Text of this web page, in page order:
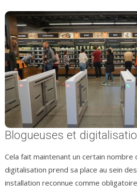
Blogueuses et
Cela fait maintenant un certain nombre
digitalisation prend sa place au sein
installation reconnue comme